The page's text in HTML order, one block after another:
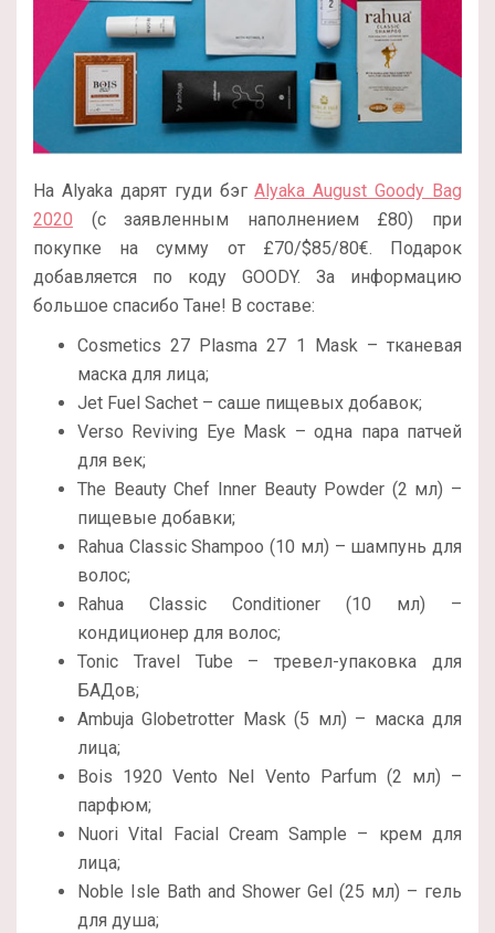
На Alyaka дарят гуди бэгAlyaka August Goody Bag
2020 (с заявленным наполнением £80) при
покупке на сумму от £70/$85/80€. Подарок
добавляется по коду GOODY. За информацию
большое спасибо Тане! В составе:
Cosmetics 27 Plasma 27 1 Mask – тканевая
маска для лица;
Jet Fuel Sachet – саше пищевых добавок;
Verso Reviving Eye Mask – одна пара патчей
для век;
The Beauty Chef Inner Beauty Powder (2 мл) –
пищевые добавки;
Rahua Classic Shampoo (10 мл) – шампунь для
волос;
Rahua Classic Conditioner (10 мл) –
кондиционер для волос;
Tonic Travel Tube – тревел-упаковка для
БАДов;
Ambuja Globetrotter Mask (5 мл) – маска для
лица;
Bois 1920 Vento Nel Vento Parfum (2 мл) –
парфюм;
Nuori Vital Facial Cream Sample – крем для
лица;
Noble Isle Bath and Shower Gel (25 мл) – гель
для душа;